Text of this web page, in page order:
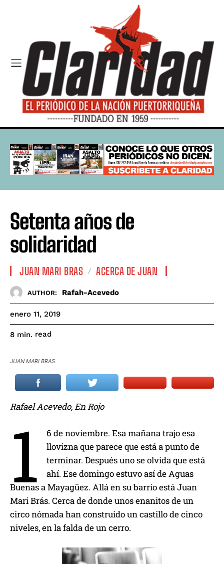
Setenta años de
solidaridad
JUAN MARI BRAS ACERCA DE JUAN
AUTHOR: Rafah-Acevedo
enero 11, 2019
8 min. read
JUAN MARI BRAS
Rafael Acevedo, En Rojo
1
6 de noviembre. Esa mañana trajo esa
llovizna que parece que está a punto de
terminar. Después uno se olvida que está
ahí. Ese domingo estuvo así de Aguas
Buenas a Mayagüez. Allá en su barrio está Juan
Mari Brás. Cerca de donde unos enanitos de un
circo nómada han construido un castillo de cinco
niveles, en la falda de un cerro.